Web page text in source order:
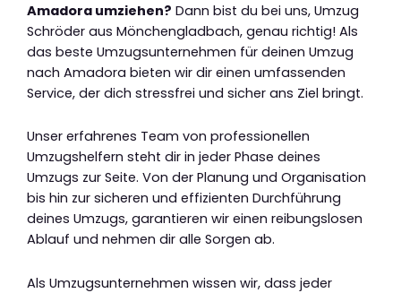
Amadora umziehen? Dann bist du bei uns, Umzug
Schröder aus Mönchengladbach, genau richtig! Als
das beste Umzugsunternehmen für deinen Umzug
nach Amadora bieten wir dir einen umfassenden
Service, der dich stressfrei und sicher ans Ziel bringt.
Unser erfahrenes Team von professionellen
Umzugshelfern steht dir in jeder Phase deines
Umzugs zur Seite. Von der Planung und Organisation
bis hin zur sicheren und effizienten Durchführung
deines Umzugs, garantieren wir einen reibungslosen
Ablauf und nehmen dir alle Sorgen ab.
Als Umzugsunternehmen wissen wir, dass jeder